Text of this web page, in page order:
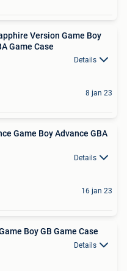
Version Game Boy
Game Case
Details
8 jan 23
Game Boy Advance GBA
Details
16 jan 23
Boy GB Game Case
Details